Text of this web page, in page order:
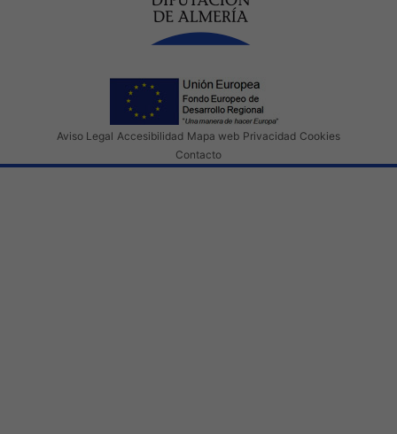
Aviso Legal Accesibilidad Mapa web Privacidad Cookies
Contacto